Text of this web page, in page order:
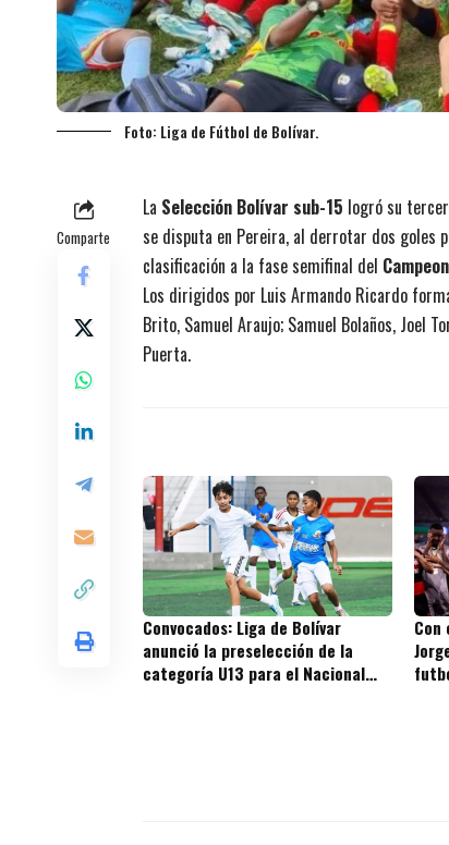
Foto: Liga de Fútbol de Bolívar.
Comparte
La Selección Bolívar sub-15 logró su
se disputa en Pereira, al derrotar dos goles
clasificación a la fase semifinal del
Los dirigidos por Luis Armando Ricardo
Brito, Samuel Araujo; Samuel Bolaños, Joel
Puerta.
Convocados: Liga de Bolívar
anunció la preselección de la
categoría U13 para el Nacional